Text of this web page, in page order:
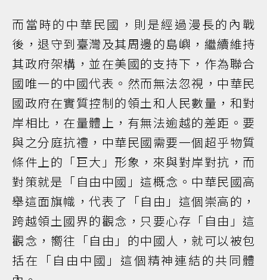
而當時的中華民國，則是經過漫長的內戰
後，退守到臺灣及其周邊的島嶼，繼續維持
其政府架構，並在美國的支持下，作為聯合
國唯一的中國代表。然而無法忽視，中華民
國政府在實質控制的領土和人民數量，和對
岸相比，在量體上，有無法逾越的差距。要
與之分庭抗禮，中華民國需要一個超乎物質
條件上的「巨大」形象，來與對岸對抗，而
對策就是「自由中國」這概念。中華民國高
舉這面旗幟，代表了「自由」這個崇高的，
跨越領土國界的觀念，只要心存「自由」這
觀念，嚮往「自由」的中國人，就可以被包
括在「自由中國」這個精神連結的共同體